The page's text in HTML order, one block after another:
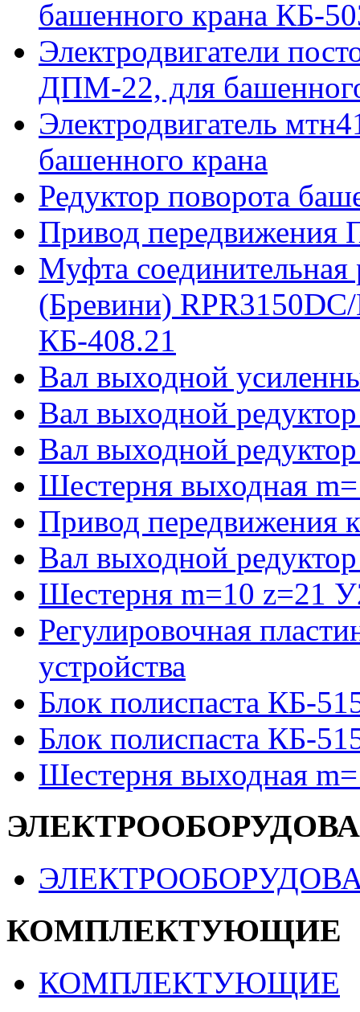
башенного крана КБ-
Электродвигатели
ДПМ-22, для
Электродвигатель
башенного крана
Редуктор поворота
Привод передвижения
Муфта
(Бревини)
КБ-408.21
Вал выходной
Вал выходной
Вал выходной
Шестерня выходная
Привод передвижения
Вал выходной
Шестерня m=10 z=21
Регулировочная
устройства
Блок полиспаста КБ-
Блок полиспаста КБ-
Шестерня выходная
КОМПЛЕКТУЮЩИЕ
КОМПЛЕКТУЮЩИЕ